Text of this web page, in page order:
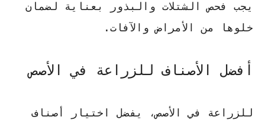
يجب فحص الشتلات والبذور بعناية لضمان
خلوها من الأمراض والآفات.
أفضل الأصناف للزراعة في الأصص
للزراعة في الأصص، يفضل اختيار أصناف